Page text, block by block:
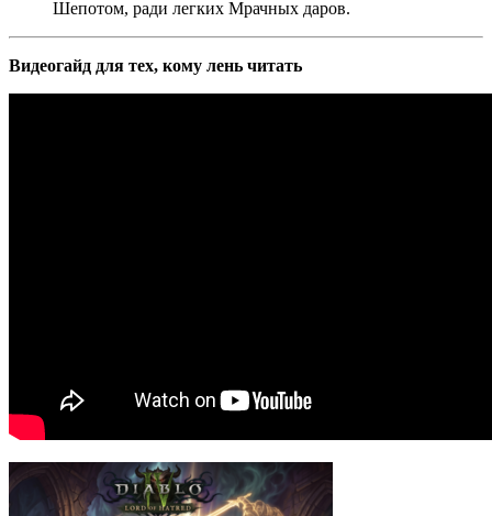
Шепотом, ради легких Мрачных даров.
Видеогайд для тех, кому лень читать